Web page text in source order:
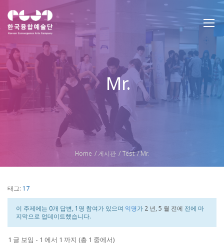
Mr.
Home 게시판 Test Mr.
태그: 17
이 주제에는 0개 답변, 1명 참여가 있으며 익명가 2 년, 5 월 전에 전에 마
지막으로 업데이트했습니다.
1 글 보임 - 1 에서 1 까지 (총 1 중에서)